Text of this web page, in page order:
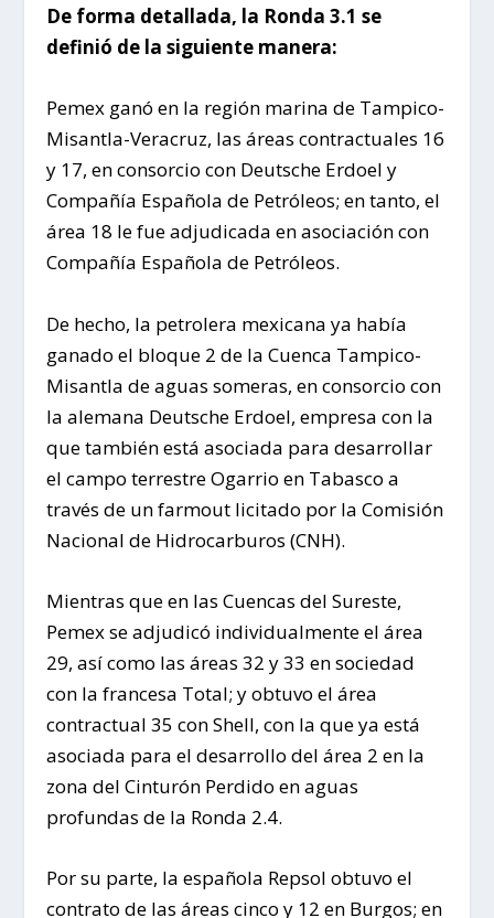
De forma detallada, la Ronda 3.1 se
definió de la siguiente manera:
Pemex ganó en la región marina de Tampico-
Misantla-Veracruz, las áreas contractuales 16
y 17, en consorcio con Deutsche Erdoel y
Compañía Española de Petróleos; en tanto, el
área 18 le fue adjudicada en asociación con
Compañía Española de Petróleos.
De hecho, la petrolera mexicana ya había
ganado el bloque 2 de la Cuenca Tampico-
Misantla de aguas someras, en consorcio con
la alemana Deutsche Erdoel, empresa con la
que también está asociada para desarrollar
el campo terrestre Ogarrio en Tabasco a
través de un farmout licitado por la Comisión
Nacional de Hidrocarburos (CNH).
Mientras que en las Cuencas del Sureste,
Pemex se adjudicó individualmente el área
29, así como las áreas 32 y 33 en sociedad
con la francesa Total; y obtuvo el área
contractual 35 con Shell, con la que ya está
asociada para el desarrollo del área 2 en la
zona del Cinturón Perdido en aguas
profundas de la Ronda 2.4.
Por su parte, la española Repsol obtuvo el
contrato de las áreas cinco y 12 en Burgos; en